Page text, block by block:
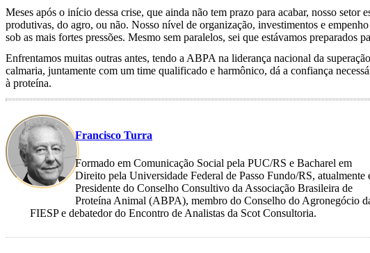
Meses após o início dessa crise, que ainda não tem prazo para acabar, nosso
produtivas, do agro, ou não. Nosso nível de organização, investimentos e
sob as mais fortes pressões. Mesmo sem paralelos, sei que estávamos preparados
Enfrentamos muitas outras antes, tendo a ABPA na liderança nacional da
calmaria, juntamente com um time qualificado e harmônico, dá a confiança
à proteína.
Francisco Turra
Formado em Comunicação Social pela PUC/RS e Bacharel em
Direito pela Universidade Federal de Passo Fundo/RS, atualmente
Presidente do Conselho Consultivo da Associação Brasileira de
Proteína Animal (ABPA), membro do Conselho do Agronegócio
FIESP e debatedor do Encontro de Analistas da Scot Consultoria.